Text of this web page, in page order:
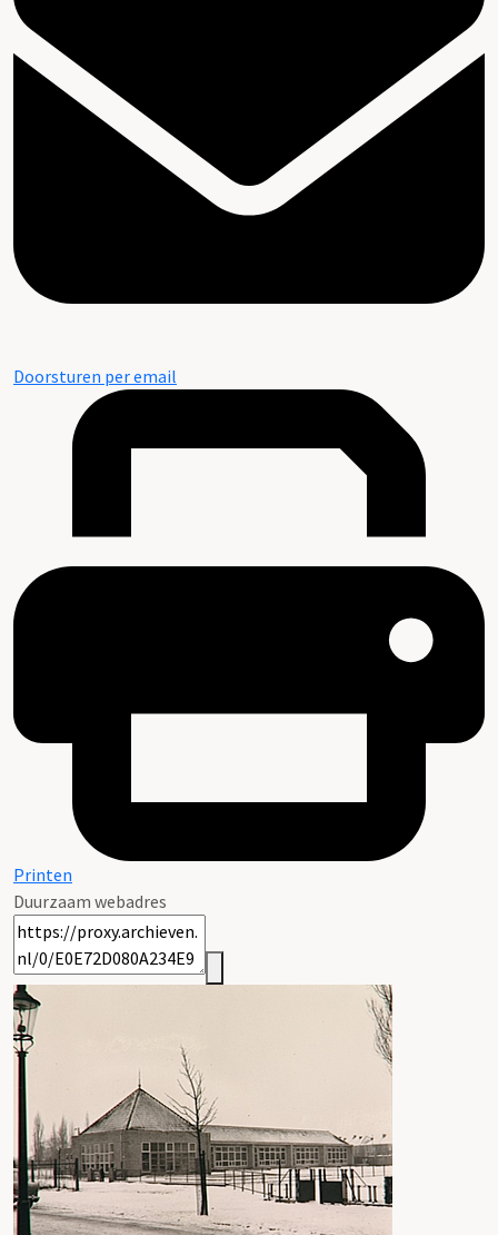
Doorsturen per email
Printen
Duurzaam webadres